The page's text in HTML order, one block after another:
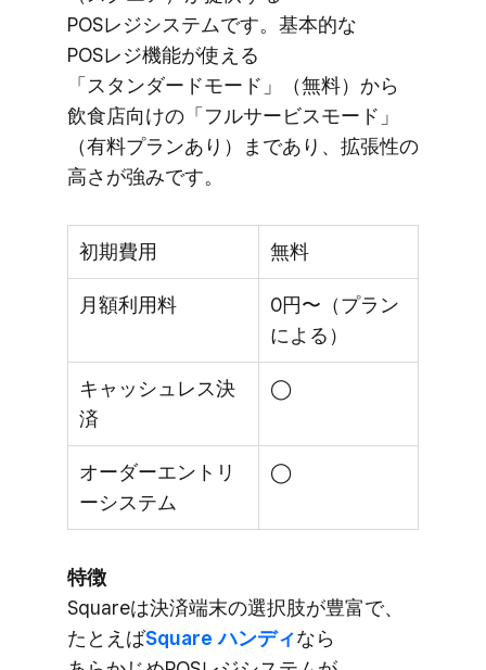
POSレジシステムです。​基本的な​
POSレジ機能が​使える​
「スタンダードモード」​（無料）から​
飲食店向けの​「フルサービスモード」​
（有料プランあり）まであり、​拡張性の​
高さが​強みです。
初期費用 無料
月額利用料
0円〜（プラン
による）
キャッシュレス決
済
◯
オーダーエントリ
ーシステム
◯
特徴
Squareは​決済端末の​選択肢が​豊富で、​
たとえば​Square ハンディなら​